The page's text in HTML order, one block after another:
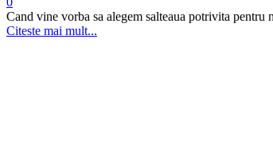
Cand vine vorba sa alegem salteaua potrivita pentru
Citeste mai mult...